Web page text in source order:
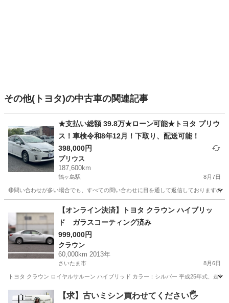
その他(トヨタ)の中古車の関連記事
★支払い総額 39.8万★ローン可能★トヨタ プリウ
ス！車検令和8年12月！下取り、配送可能！
398,000円
プリウス
187,600km
鶴ヶ島駅 8月7日
🔴問い合わせが多い場合でも、すべての問い合わせに目を通して返信しております
鶴ヶ島駅 プリウス 車両
【オンライン決済】トヨタ クラウン ハイブリッ
ド ガラスコーティング済み
999,000円
クラウン
60,000km 2013年
さいたま市 8月6日
トヨタ クラウン ロイヤルサルーン ハイブリッド カラー：シルバー 平成25年式、走
埼玉 さいたま市 クラウン ロイヤル
【求】古いミシン買わせてください🖐️